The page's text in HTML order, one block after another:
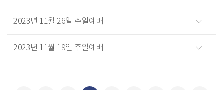
2023년 11월 26일 주일예배
2023년 11월 19일 주일예배